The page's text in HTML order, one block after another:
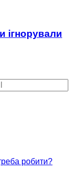
ігнорували
робити?